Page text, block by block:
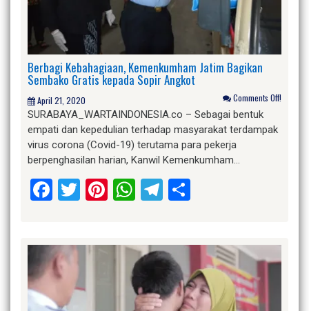
Berbagi Kebahagiaan, Kemenkumham Jatim Bagikan
Sembako Gratis kepada Sopir Angkot
April 21, 2020 Comments Off!
SURABAYA_WARTAINDONESIA.co – Sebagai bentuk
empati dan kepedulian terhadap masyarakat terdampak
virus corona (Covid-19) terutama para pekerja
berpenghasilan harian, Kanwil Kemenkumham…
Facebook
Twitter
Pinterest
WhatsApp
Telegram